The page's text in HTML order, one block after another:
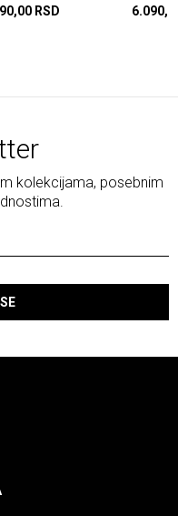
RSD
kolekcijama, posebnim